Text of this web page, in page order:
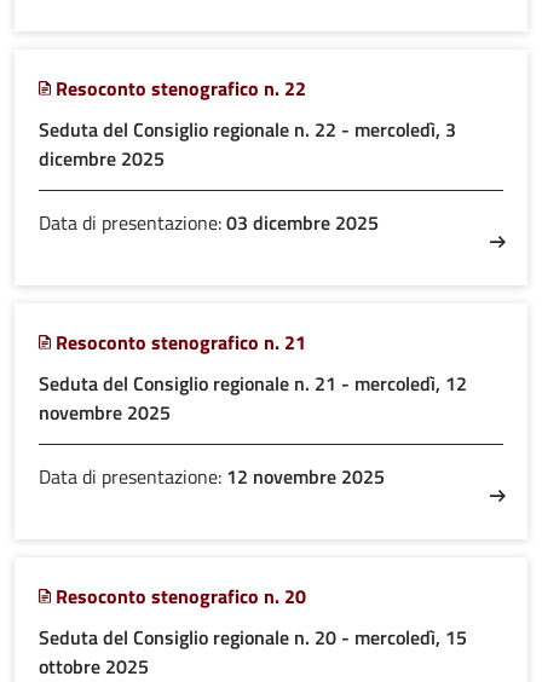
Resoconto stenografico n. 22
Seduta del Consiglio regionale n. 22 - mercoledì, 3
dicembre 2025
Data di presentazione:03 dicembre 2025
Resoconto stenografico n. 21
Seduta del Consiglio regionale n. 21 - mercoledì, 12
novembre 2025
Data di presentazione: 12 novembre 2025
Resoconto stenografico n. 20
Seduta del Consiglio regionale n. 20 - mercoledì, 15
ottobre 2025